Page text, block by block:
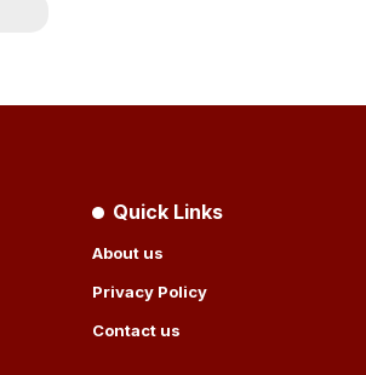
Quick Links
About us
Privacy Policy
Contact us